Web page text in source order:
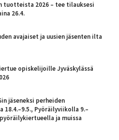
tuotteista 2026 – tee tilauksesi
26.4.
avajaiset ja uusien jäsenten ilta
opiskelijoille Jyväskylässä
jäseneksi perheiden
18.4.–9.5., Pyöräilyviikolla 9.–
ja muissa